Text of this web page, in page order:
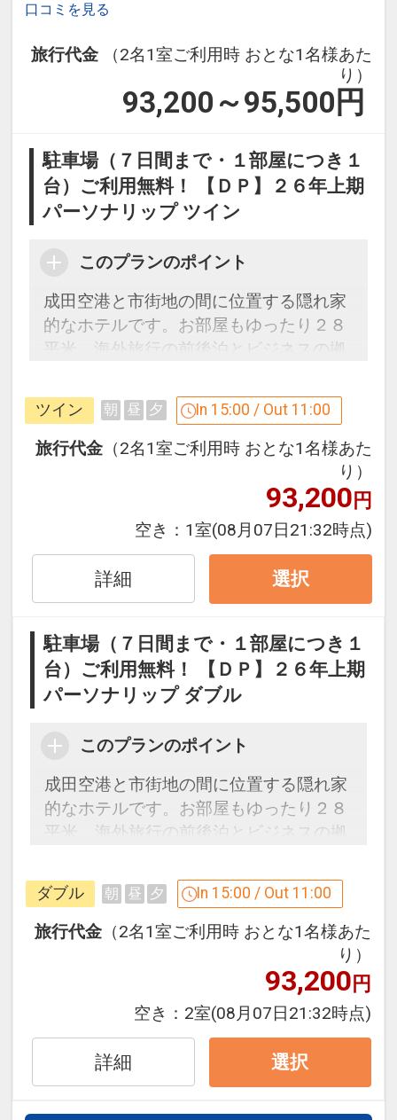
口コミを見る
旅行代金
（2名1室ご利用時 おとな1名様あた
り）
93,200～95,500 円
駐車場（７日間まで・１部屋につき１
台）ご利用無料！ 【ＤＰ】２６年上期
パーソナリップ ツイン
このプランのポイント
成田空港と市街地の間に位置する隠れ家
的なホテルです。お部屋もゆったり２８
平米。海外旅行の前後泊とビジネスの拠
成田駅・成田空港へのシャトルバスは無
料。定時運行しています。
●駐車場を6泊7日まで無料でご利用OK ※
１部屋ごと、滞在中１回
●手荷物を7日間まで無料でお預かりOK
※１部屋ごと、滞在中１回
「食事なしプラン」と「朝食付プラン」
をご用意しています。
●「食事なしプラン」と「朝食付プラ
ン」を掲載しています。
※ご覧のページがどちらかを
件】の項目でご確認のうえ、予約にお進
み下さい。
設定期間：2026年4月1日～2027年3月
31日
インターネットコース番号：DP-1-
17448848
ツイン 朝 昼 夕 In 15:00 / Out 11:00
旅行代金 （2名1室ご利用時 おとな1名様あた
り）
93,200円
空き： 1室(08月07日21:32時点)
詳細 選択
駐車場（７日間まで・１部屋につき１
台）ご利用無料！ 【ＤＰ】２６年上期
パーソナリップ ダブル
このプランのポイント
成田空港と市街地の間に位置する隠れ家
的なホテルです。お部屋もゆったり２８
平米。海外旅行の前後泊とビジネスの拠
成田駅・成田空港へのシャトルバスは無
料。定時運行しています。
●駐車場を6泊7日まで無料でご利用OK
※１部屋ごと、滞在中１回
●手荷物を7日間まで無料でお預かりOK
※１部屋ごと、滞在中１回
ダブル 朝 昼 夕 In 15:00 / Out 11:00
旅行代金 （2名1室ご利用時 おとな1名様あた
り）
93,200円
空き： 2室(08月07日21:32時点)
詳細 選択